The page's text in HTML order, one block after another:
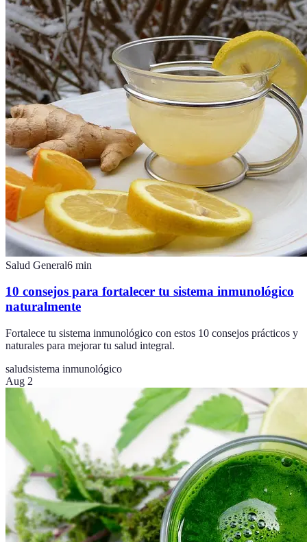
Salud General6 min
10 consejos para fortalecer tu sistema inmunológico
naturalmente
Fortalece tu sistema inmunológico con estos 10 consejos prácticos y
naturales para mejorar tu salud integral.
saludsistema inmunológico
Aug 2